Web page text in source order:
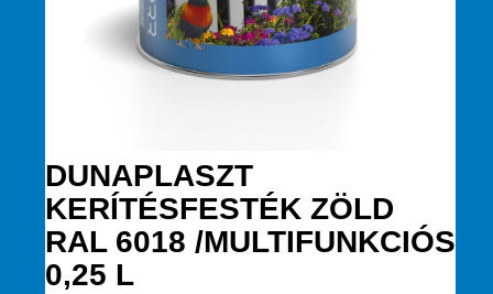
DUNAPLASZT
KERÍTÉSFESTÉK ZÖLD
RAL 6018 /MULTIFUNKCIÓS
0,25 L